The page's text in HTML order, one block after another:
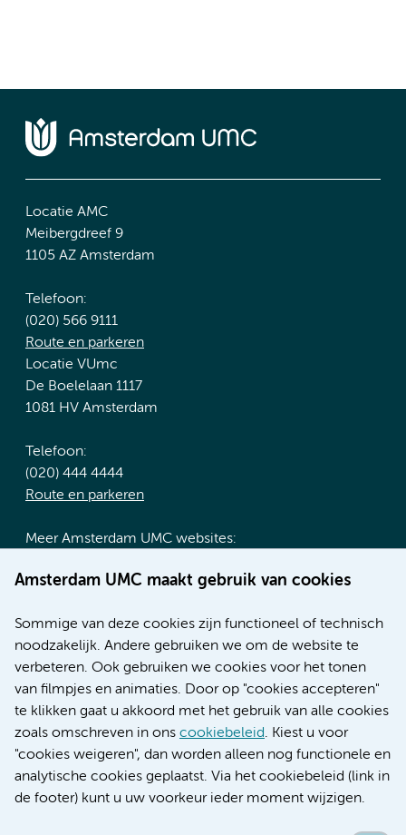
Amsterdam UMC maakt gebruik van cookies
Sommige van deze cookies zijn functioneel of technisch
noodzakelijk. Andere gebruiken we om de website te
verbeteren. Ook gebruiken we cookies voor het tonen
van filmpjes en animaties. Door op "cookies accepteren"
te klikken gaat u akkoord met het gebruik van alle cookies
zoals omschreven in ons cookiebeleid. Kiest u voor
"cookies weigeren", dan worden alleen nog functionele en
analytische cookies geplaatst. Via het cookiebeleid (link in
de footer) kunt u uw voorkeur ieder moment wijzigen.
Locatie AMC
Meibergdreef 9
1105 AZ Amsterdam
Telefoon:
(020) 566 9111
Route en parkeren
Locatie VUmc
De Boelelaan 1117
1081 HV Amsterdam
Telefoon:
(020) 444 4444
Route en parkeren
Meer Amsterdam UMC websites:
Werken bij Amsterdam UMC
Nieuws
Research
Educatie locatie AMC
Educatie locatie VUmc
Verwijzen & diagnostiek